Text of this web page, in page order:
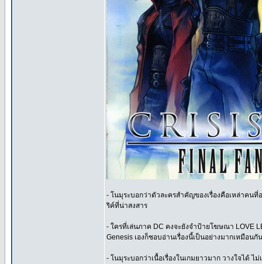
- โนมุระบอกว่าตัวละครสำคัญของเรื่องคือเหล่าคน
ริค์ที่น่าสงสาร
- ใครที่เล่นภาค DC คงจะยังจำป้ายโฆษณา LOVE
Genesis เองก็ชอบอ่านเรื่องนี้เป็นอย่างมากเหมือนกัน
- โนมุระบอกว่าเนื้อเรื่องในเกมยาวมาก วางใจได้ ไ